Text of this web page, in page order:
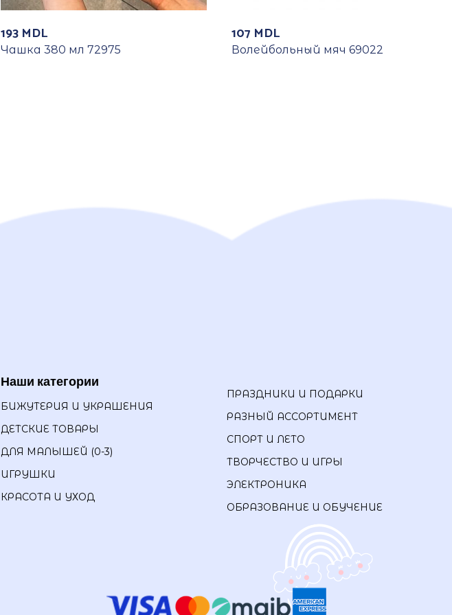
193 MDL
Чашка 380 мл 72975
107 MDL
Волейбольный мяч 69022
Наши категории
БИЖУТЕРИЯ И УКРАШЕНИЯ
ДЕТСКИЕ ТОВАРЫ
ДЛЯ МАЛЫШЕЙ (0-3)
ИГРУШКИ
КРАСОТА И УХОД
ПРАЗДНИКИ И ПОДАРКИ
РАЗНЫЙ АССОРТИМЕНТ
СПОРТ И ЛЕТО
ТВОРЧЕСТВО И ИГРЫ
ЭЛЕКТРОНИКА
ОБРАЗОВАНИЕ И ОБУЧЕНИЕ